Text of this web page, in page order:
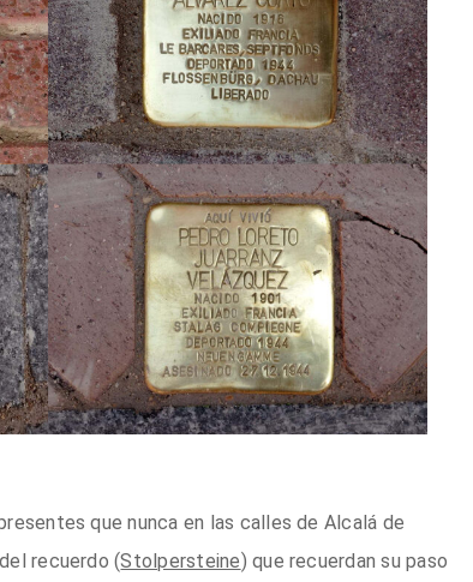
que nunca en las calles de Alcalá de
recuerdo (Stolpersteine) que recuerdan su paso